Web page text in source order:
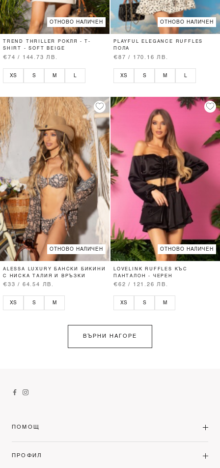
ОТНОВО НАЛИЧЕН
TREND THRILLER РОКЛЯ - T-
SHIRT - SOFT BEIGE
€74 / 144.73 ЛВ.
XS S M
ОТНОВО НАЛИЧЕН
PLAYFUL ELEGANCE RUFFLES
ПОЛА
€87 / 170.16 ЛВ.
XS S M
ОТНОВО НАЛИЧЕН
ALESSA LUXURY БАНСКИ БИКИНИ
С НИСКА ТАЛИЯ И ВРЪЗКИ
€33 / 64.54 ЛВ.
XS S M
ОТНОВО НАЛИЧЕН
LOVELINK RUFFLES КЪС
ПАНТАЛОН - ЧЕРЕН
€62 / 121.26 ЛВ.
XS S M
ВЪРНИ НАГОРЕ
ПОМОЩ
ПРОФИЛ